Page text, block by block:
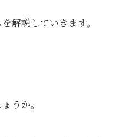
解説していきます。
うか。